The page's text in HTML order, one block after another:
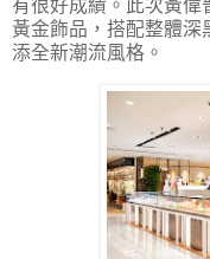
有很好成績。此次黃偉
黃金飾品，搭配整體深
添全新潮流風格。